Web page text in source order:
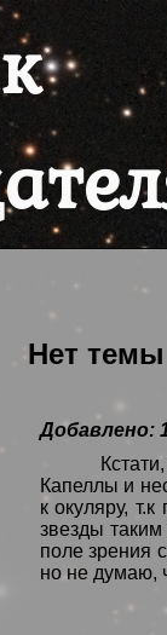
Нет темы
Добавлено:
Капеллы и
к окуляру,
звезды
поле зрения
но не думаю,